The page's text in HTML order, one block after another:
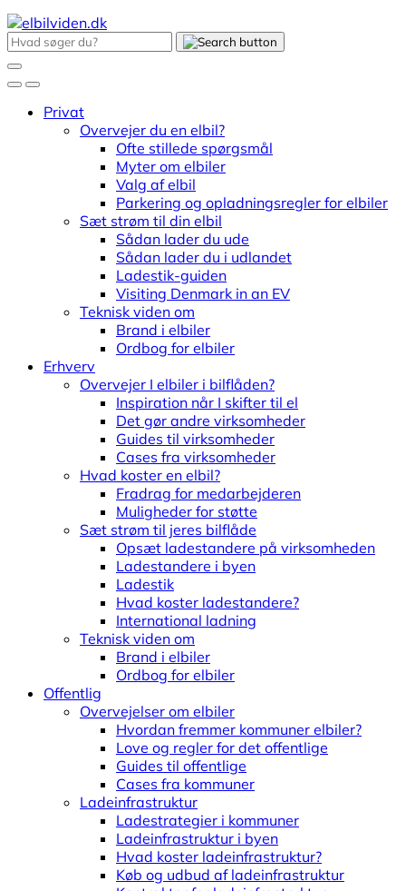
Privat
Overvejer du en elbil?
Ofte stillede spørgsmål
Myter om elbiler
Valg af elbil
Parkering og opladningsregler for elbiler
Sæt strøm til din elbil
Sådan lader du ude
Sådan lader du i udlandet
Ladestik-guiden
Visiting Denmark in an EV
Teknisk viden om
Brand i elbiler
Ordbog for elbiler
Erhverv
Overvejer I elbiler i bilflåden?
Inspiration når I skifter til el
Det gør andre virksomheder
Guides til virksomheder
Cases fra virksomheder
Hvad koster en elbil?
Fradrag for medarbejderen
Muligheder for støtte
Sæt strøm til jeres bilflåde
Opsæt ladestandere på virksomheden
Ladestandere i byen
Ladestik
Hvad koster ladestandere?
International ladning
Teknisk viden om
Brand i elbiler
Ordbog for elbiler
Offentlig
Overvejelser om elbiler
Hvordan fremmer kommuner elbiler?
Love og regler for det offentlige
Guides til offentlige
Cases fra kommuner
Ladeinfrastruktur
Ladestrategier i kommuner
Ladeinfrastruktur i byen
Hvad koster ladeinfrastruktur?
Køb og udbud af ladeinfrastruktur